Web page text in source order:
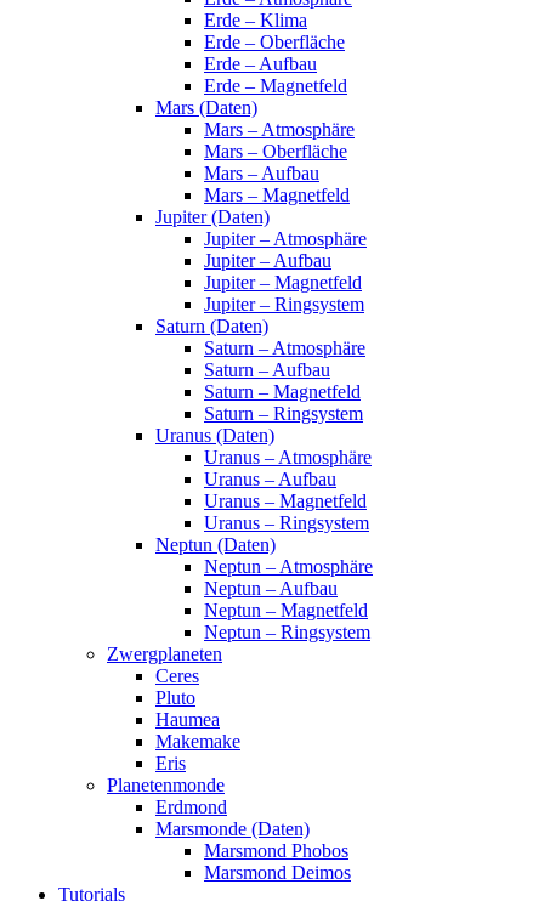
Erde – Klima
Erde – Oberfläche
Erde – Aufbau
Erde – Magnetfeld
Mars (Daten)
Mars – Atmosphäre
Mars – Oberfläche
Mars – Aufbau
Mars – Magnetfeld
Jupiter (Daten)
Jupiter – Atmosphäre
Jupiter – Aufbau
Jupiter – Magnetfeld
Jupiter – Ringsystem
Saturn (Daten)
Saturn – Atmosphäre
Saturn – Aufbau
Saturn – Magnetfeld
Saturn – Ringsystem
Uranus (Daten)
Uranus – Atmosphäre
Uranus – Aufbau
Uranus – Magnetfeld
Uranus – Ringsystem
Neptun (Daten)
Neptun – Atmosphäre
Neptun – Aufbau
Neptun – Magnetfeld
Neptun – Ringsystem
Zwergplaneten
Ceres
Pluto
Haumea
Makemake
Eris
Planetenmonde
Erdmond
Marsmonde (Daten)
Marsmond Phobos
Marsmond Deimos
Tutorials